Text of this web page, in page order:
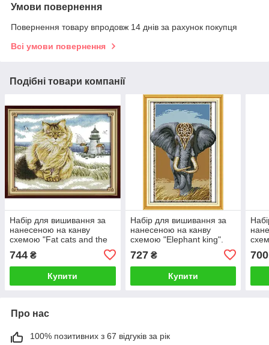
Умови повернення
Повернення товару впродовж 14 днів за рахунок покупця
Всі умови повернення
Подібні товари компанії
Набір для вишивання за
нанесеною на канву
схемою "Fat cats and the
printed, 43*35 см
744 ₴
Купити
Набір для вишивання за
нанесеною на канву
схемою "Elephant king".
AIDA 14CT printed 31*43
см
727₴
Купити
700
Про нас
100% позитивних з 67 відгуків за рік